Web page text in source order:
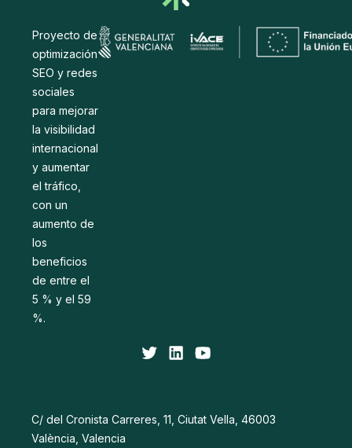
Proyecto de
optimización
SEO y redes
sociales
para mejorar
la visibilidad
internacional
y aumentar
el tráfico,
con un
aumento de
los
beneficios
de entre el
5 % y el 59
%.
C/ del Cronista Carreres, 11, Ciutat Vella, 46003
València, Valencia